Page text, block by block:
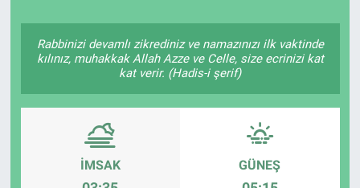
Rabbinizi devamlı zikrediniz ve namazınızı ilk vaktinde
kılınız, muhakkak Allah Azze ve Celle, size ecrinizi kat
kat verir. (Hadis-i şerif)
İMSAK GÜNEŞ
Kütahya